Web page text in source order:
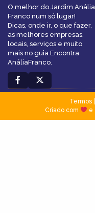
O melhor do Jardim Anália
Franco num só lugar!
Dicas, onde ir, o que fazer,
as melhores empresas,
locais, serviços e muito
mais no guia Encontra
AnáliaFranco.
Termos|
Criado com
e